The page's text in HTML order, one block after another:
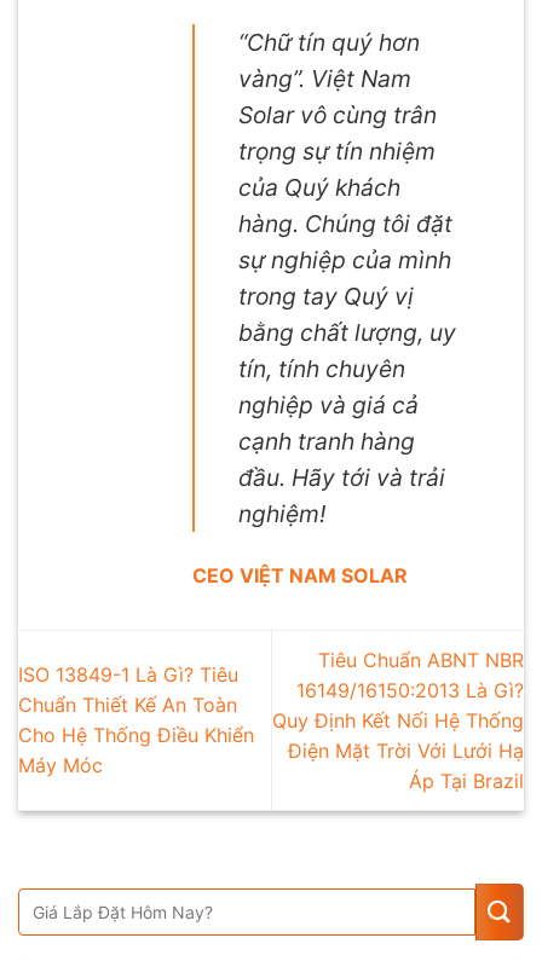
“Chữ tín quý hơn
vàng”. Việt Nam
Solar vô cùng trân
trọng sự tín nhiệm
của Quý khách
hàng. Chúng tôi đặt
sự nghiệp của mình
trong tay Quý vị
bằng chất lượng, uy
tín, tính chuyên
nghiệp và giá cả
cạnh tranh hàng
đầu. Hãy tới và trải
nghiệm!
CEO VIỆT NAM SOLAR
ISO 13849-1 Là Gì? Tiêu
Chuẩn Thiết Kế An Toàn
Cho Hệ Thống Điều Khiển
Máy Móc
Tiêu Chuẩn ABNT NBR
16149/16150:2013 Là Gì?
Quy Định Kết Nối Hệ Thống
Điện Mặt Trời Với Lưới Hạ
Áp Tại Brazil